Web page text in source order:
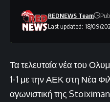
Last updated: 18/09/
REDNEWS Team
Τα τελευταία νέα του
1-1 με την ΑΕΚ στη Νέα
αγωνιστική της